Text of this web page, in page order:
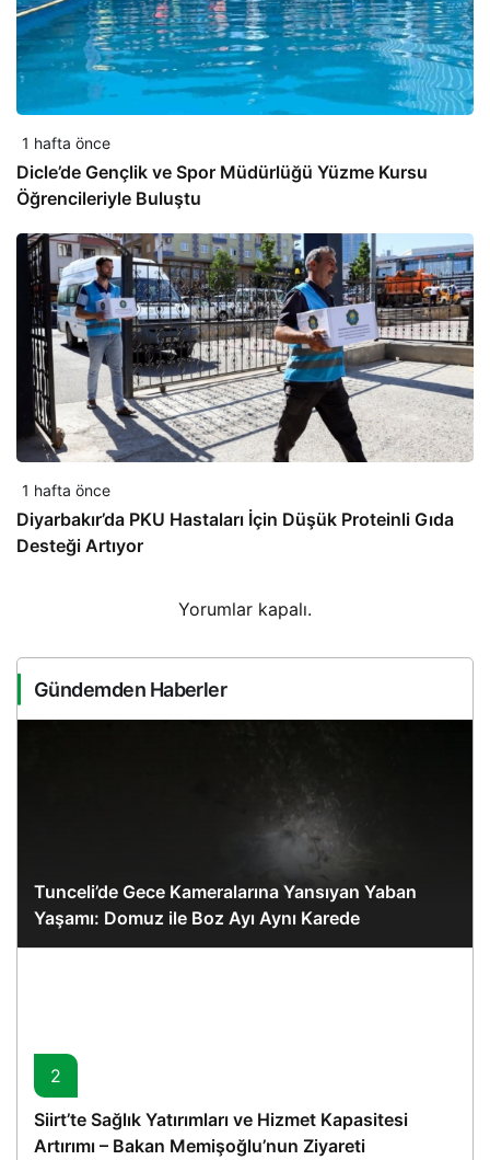
1 hafta önce
Dicle’de Gençlik ve Spor Müdürlüğü Yüzme Kursu
Öğrencileriyle Buluştu
1 hafta önce
Diyarbakır’da PKU Hastaları İçin Düşük Proteinli Gıda
Desteği Artıyor
Yorumlar kapalı.
Gündemden Haberler
Tunceli’de Gece Kameralarına Yansıyan Yaban
Yaşamı: Domuz ile Boz Ayı Aynı Karede
2
Siirt’te Sağlık Yatırımları ve Hizmet Kapasitesi
Artırımı – Bakan Memişoğlu’nun Ziyareti